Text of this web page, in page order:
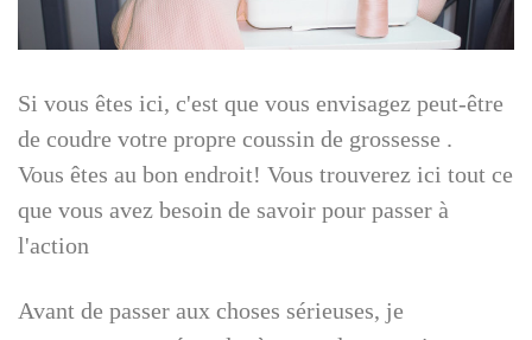
Si vous êtes ici, c'est que vous envisagez peut-être
de coudre votre propre coussin de grossesse .
Vous êtes au bon endroit! Vous trouverez ici tout ce
que vous avez besoin de savoir pour passer à
l'action
Avant de passer aux choses sérieuses, je